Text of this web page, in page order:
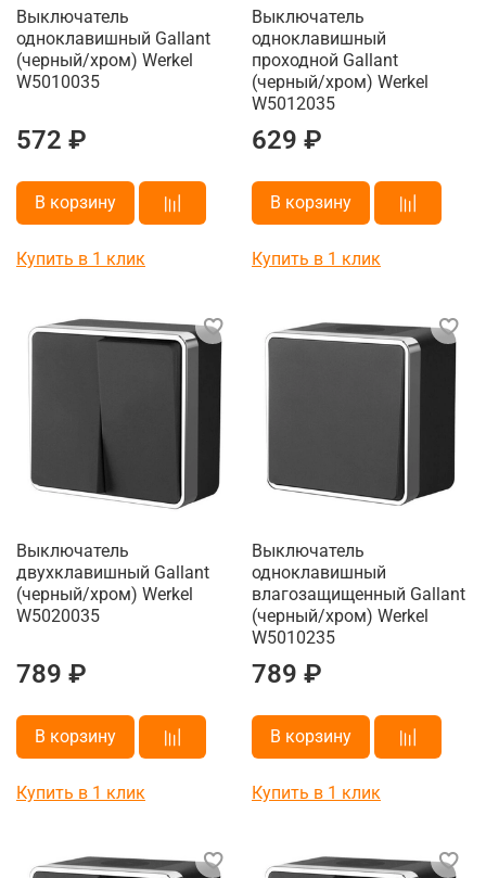
Выключатель
одноклавишный Gallant
(черный/хром) Werkel
W5010035
572 ₽
В корзину
Купить в 1 клик
Выключатель
одноклавишный
проходной Gallant
(черный/хром) Werkel
W5012035
629 ₽
В корзину
Купить в 1 клик
Выключатель
двухклавишный Gallant
(черный/хром) Werkel
W5020035
789 ₽
В корзину
Купить в 1 клик
Выключатель
одноклавишный
влагозащищенный Gallant
(черный/хром) Werkel
W5010235
789 ₽
В корзину
Купить в 1 клик